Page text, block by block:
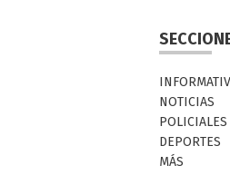
NOTICIAS
POLICIALES
DEPORTES
MÁS